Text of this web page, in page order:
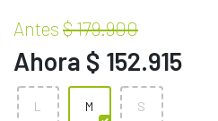
Antes $ 179.900
Ahora $ 152.915
L M S